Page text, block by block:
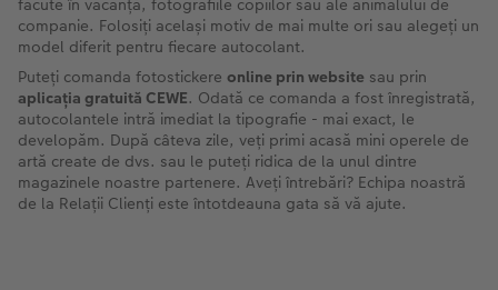
făcute în vacanță, fotografiile copiilor sau ale animalului de
companie. Folosiți același motiv de mai multe ori sau alegeți un
model diferit pentru fiecare autocolant.
Puteți comanda fotostickere online prin website sau prin
aplicația gratuită CEWE. Odată ce comanda a fost înregistrată,
autocolantele intră imediat la tipografie - mai exact, le
developăm. După câteva zile, veți primi acasă mini operele de
artă create de dvs. sau le puteți ridica de la unul dintre
magazinele noastre partenere. Aveți întrebări? Echipa noastră
de la Relații Clienți este întotdeauna gata să vă ajute.